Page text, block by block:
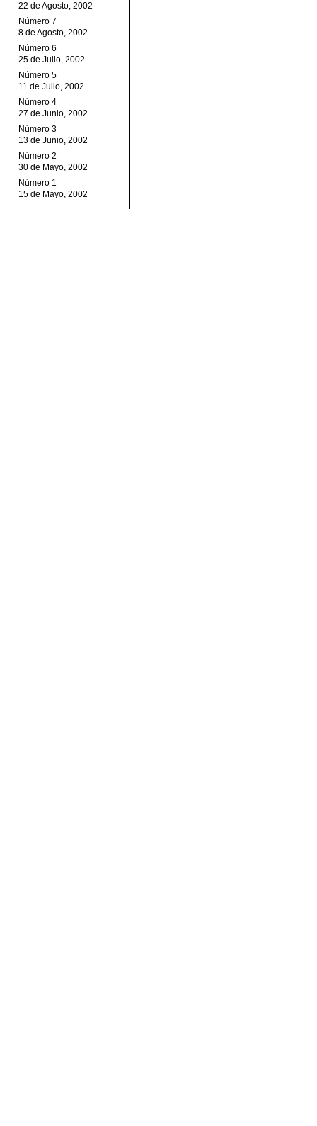
22 de Agosto, 2002
Número 7
8 de Agosto, 2002
Número 6
25 de Julio, 2002
Número 5
11 de Julio, 2002
Número 4
27 de Junio, 2002
Número 3
13 de Junio, 2002
Número 2
30 de Mayo, 2002
Número 1
15 de Mayo, 2002